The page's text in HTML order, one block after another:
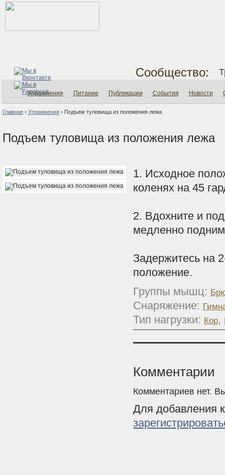
Сообщество:
Упражнения Питание Публикации События Новости
Главная › Упражнения › Подъем туловища из положения лежа
Подъем туловища из положения лежа
1. Исходное
коленях на 45
2. Вдохните и
медленно
Задержитесь на
положение.
Группы мышц:
Снаряжение:
Тип нагрузки: Кор,
Комментарии
Комментариев нет.
Для добавления